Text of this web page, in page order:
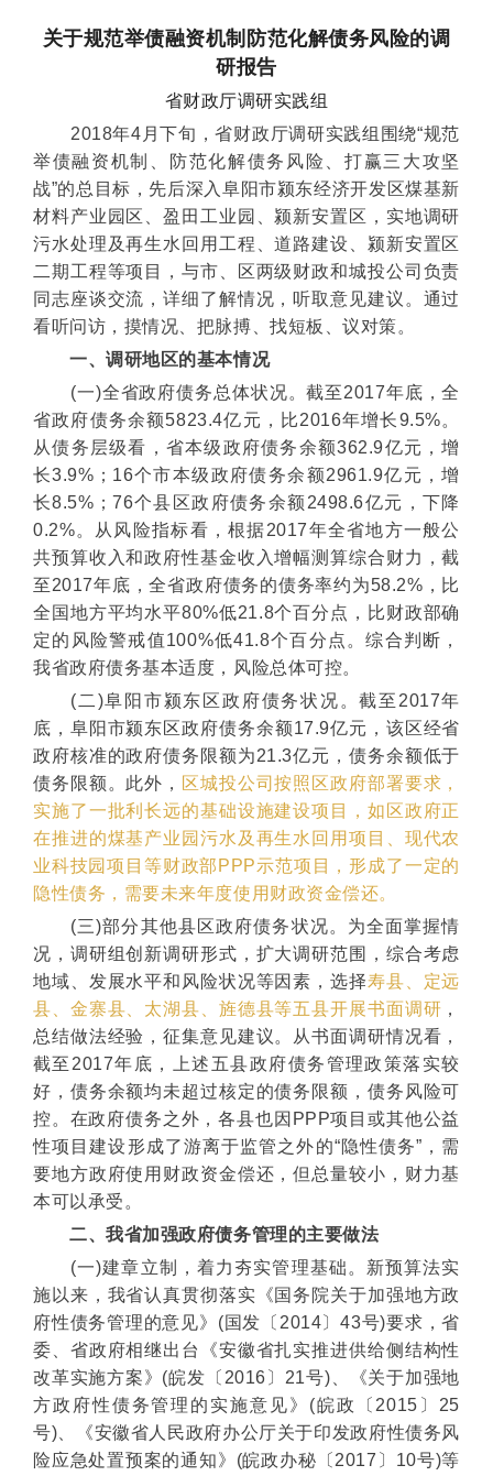
关于规范举债融资机制防范化解债务风险的调
研报告
省财政厅调研实践组
2018年4月下旬，省财政厅调研实践组围绕“规范
举债融资机制、防范化解债务风险、打赢三大攻坚
战”的总目标，先后深入 阜阳市颍东经济开发区煤基新
材料产业园区、盈田工业园、颍新安置区，实地调研
污水处理及再生水回用工程、道路建设、颍新安置区
二期工程等项目
，与市、区两级财政和城投公司负责
同志座谈交流，详细了解情况，听取意见建议。通过
看听问访，摸情况、把脉搏、找短板、议对策。
一、调研地区的基本情况
(一)全省政府债务总体状况。截至2017年底，全
省政府债务余额5823.4亿元，比2016年增长9.5%。
从债务层级看，省本级政府债务余额362.9亿元，增
长3.9%；16个市本级政府债务余额2961.9亿元，增
长8.5%；76个县区政府债务余额2498.6亿元，下降
0.2%。从风险指标看，根据2017年全省地方一般公
共预算收入和政府性基金收入增幅测算综合财力，截
至2017年底，全省政府债务的债务率约为58.2%，比
全国地方平均水平80%低21.8个百分点，比财政部确
定的风险警戒值100%低41.8个百分点。综合判断，
我省政府债务基本适度，风险总体可控。
(二)阜阳市颍东区政府债务状况。截至2017年
底，阜阳市颍东区政府债务余额17.9亿元，该区经省
政府核准的政府债务限额为21.3亿元，债务余额低于
债务限额。此外， 区城投公司按照区政府部署要求，
实施了一批利长远的基础设施建设项目，如区政府正
在推进的煤基产业园污水及再生水回用项目、现代农
业科技园项目等财政部PPP示范项目，形成了一定的
隐性债务，需要未来年度使用财政资金偿还。
(三)部分其他县区政府债务状况。为全面掌握情
况，调研组创新调研形式，扩大调研范围，综合考虑
地域、发展水平和风险状况等因素，选择寿县、定远
县、金寨县、太湖县、旌德县等五县开展书面调研 ，
总结做法经验，征集意见建议。从书面调研情况看，
截至2017年底，上述五县政府债务管理政策落实较
好，债务余额均未超过核定的债务限额，债务风险可
控。在政府债务之外，各县也因PPP项目或其他公益
性项目建设形成了游离于监管之外的“隐性债务”，需
要地方政府使用财政资金偿还，但总量较小，财力基
本可以承受。
二、我省加强政府债务管理的主要做法
(一)建章立制，着力夯实管理基础。新预算法实
施以来，我省认真贯彻落实《国务院关于加强地方政
府性债务管理的意见》(国发〔2014〕43号)要求，省
委、省政府相继出台《安徽省扎实推进供给侧结构性
改革实施方案》(皖发〔2016〕21号)、《关于加强地
方政府性债务管理的实施意见》(皖政〔2015〕25
号)、《安徽省人民政府办公厅关于印发政府性债务风
险应急处置预案的通知》(皖政办秘〔2017〕10号)等